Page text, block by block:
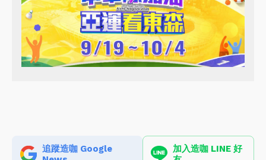
追蹤造咖 Google
加入造咖 LINE 好